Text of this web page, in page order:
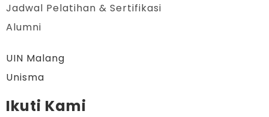
Jadwal Pelatihan & Sertifikasi
Alumni
UIN Malang
Unisma
Ikuti Kami